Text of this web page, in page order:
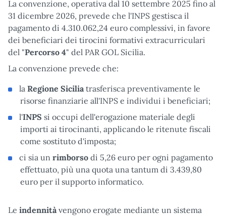
La convenzione, operativa dal 10 settembre 2025 fino al
31 dicembre 2026, prevede che l'INPS gestisca il
pagamento di 4.310.062,24 euro complessivi, in favore
dei beneficiari dei tirocini formativi extracurriculari
del "Percorso 4" del PAR GOL Sicilia.
La convenzione prevede che:
la Regione Sicilia trasferisca preventivamente le
risorse finanziarie all'INPS e individui i beneficiari;
l'INPS si occupi dell'erogazione materiale degli
importi ai tirocinanti, applicando le ritenute fiscali
come sostituto d'imposta;
ci sia un rimborso di 5,26 euro per ogni pagamento
effettuato, più una quota una tantum di 3.439,80
euro per il supporto informatico.
Le indennità vengono erogate mediante un sistema